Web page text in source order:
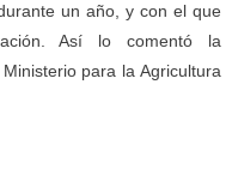
un año, y con el que
Así lo comentó la
para la Agricultura